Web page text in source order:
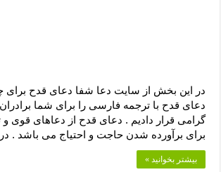
در این بخش از سایت دعا شفا دعای قدح
دعای قدح با ترجمه فارسی را برای شما
گرامی قرار دادیم . دعای قدح از دعاهای قوی
برای برآورده شدن حاجت و احتیاج می باشد .
بیشتر بخوانید »